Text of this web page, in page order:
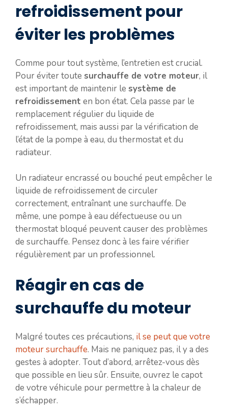
refroidissement pour
éviter les problèmes
Comme pour tout système, l’entretien est crucial.
Pour éviter toute surchauffe de votre moteur, il
est important de maintenir le système de
refroidissement en bon état. Cela passe par le
remplacement régulier du liquide de
refroidissement, mais aussi par la vérification de
l’état de la pompe à eau, du thermostat et du
radiateur.
Un radiateur encrassé ou bouché peut empêcher le
liquide de refroidissement de circuler
correctement, entraînant une surchauffe. De
même, une pompe à eau défectueuse ou un
thermostat bloqué peuvent causer des problèmes
de surchauffe. Pensez donc à les faire vérifier
régulièrement par un professionnel.
Réagir en cas de
surchauffe du moteur
Malgré toutes ces précautions, il se peut que votre
moteur surchauffe. Mais ne paniquez pas, il y a des
gestes à adopter. Tout d’abord, arrêtez-vous dès
que possible en lieu sûr. Ensuite, ouvrez le capot
de votre véhicule pour permettre à la chaleur de
s’échapper.